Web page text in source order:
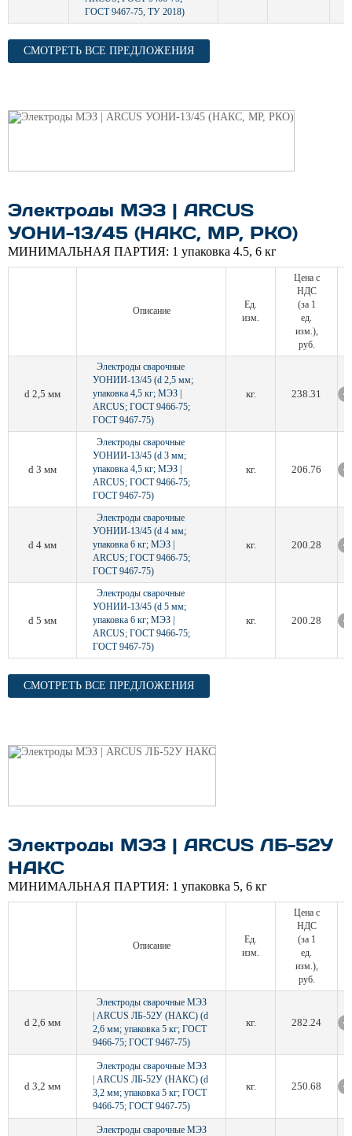
ГОСТ 9467-75, ТУ 2018)
СМОТРЕТЬ ВСЕ ПРЕДЛОЖЕНИЯ
Электроды МЭЗ | ARCUS
УОНИ-13/45 (НАКС, МР, РКО)
МИНИМАЛЬНАЯ ПАРТИЯ: 1 упаковка 4.5, 6 кг
Описание
Ед.
изм.
Цена с
НДС
(за 1
ед.
изм.),
руб.
d 2,5 мм
Электроды сварочные
УОНИИ-13/45 (d 2,5 мм;
упаковка 4,5 кг; МЭЗ |
ARCUS; ГОСТ 9466-75;
ГОСТ 9467-75)
кг. 238.31
d 3 мм
Электроды сварочные
УОНИИ-13/45 (d 3 мм;
упаковка 4,5 кг; МЭЗ |
ARCUS; ГОСТ 9466-75;
ГОСТ 9467-75)
кг. 206.76
d 4 мм
Электроды сварочные
УОНИИ-13/45 (d 4 мм;
упаковка 6 кг; МЭЗ |
ARCUS; ГОСТ 9466-75;
ГОСТ 9467-75)
кг. 200.28
d 5 мм
Электроды сварочные
УОНИИ-13/45 (d 5 мм;
упаковка 6 кг; МЭЗ |
ARCUS; ГОСТ 9466-75;
ГОСТ 9467-75)
кг. 200.28
СМОТРЕТЬ ВСЕ ПРЕДЛОЖЕНИЯ
Электроды МЭЗ | ARCUS ЛБ-52У
НАКС
МИНИМАЛЬНАЯ ПАРТИЯ: 1 упаковка 5, 6 кг
Описание
Ед.
изм.
Цена с
НДС
(за 1
ед.
изм.),
руб.
d 2,6 мм
Электроды сварочные МЭЗ
| ARCUS ЛБ-52У (НАКС) (d
2,6 мм; упаковка 5 кг; ГОСТ
9466-75; ГОСТ 9467-75)
кг. 282.24
d 3,2 мм
Электроды сварочные МЭЗ
| ARCUS ЛБ-52У (НАКС) (d
3,2 мм; упаковка 5 кг; ГОСТ
9466-75; ГОСТ 9467-75)
кг. 250.68
Электроды сварочные МЭЗ